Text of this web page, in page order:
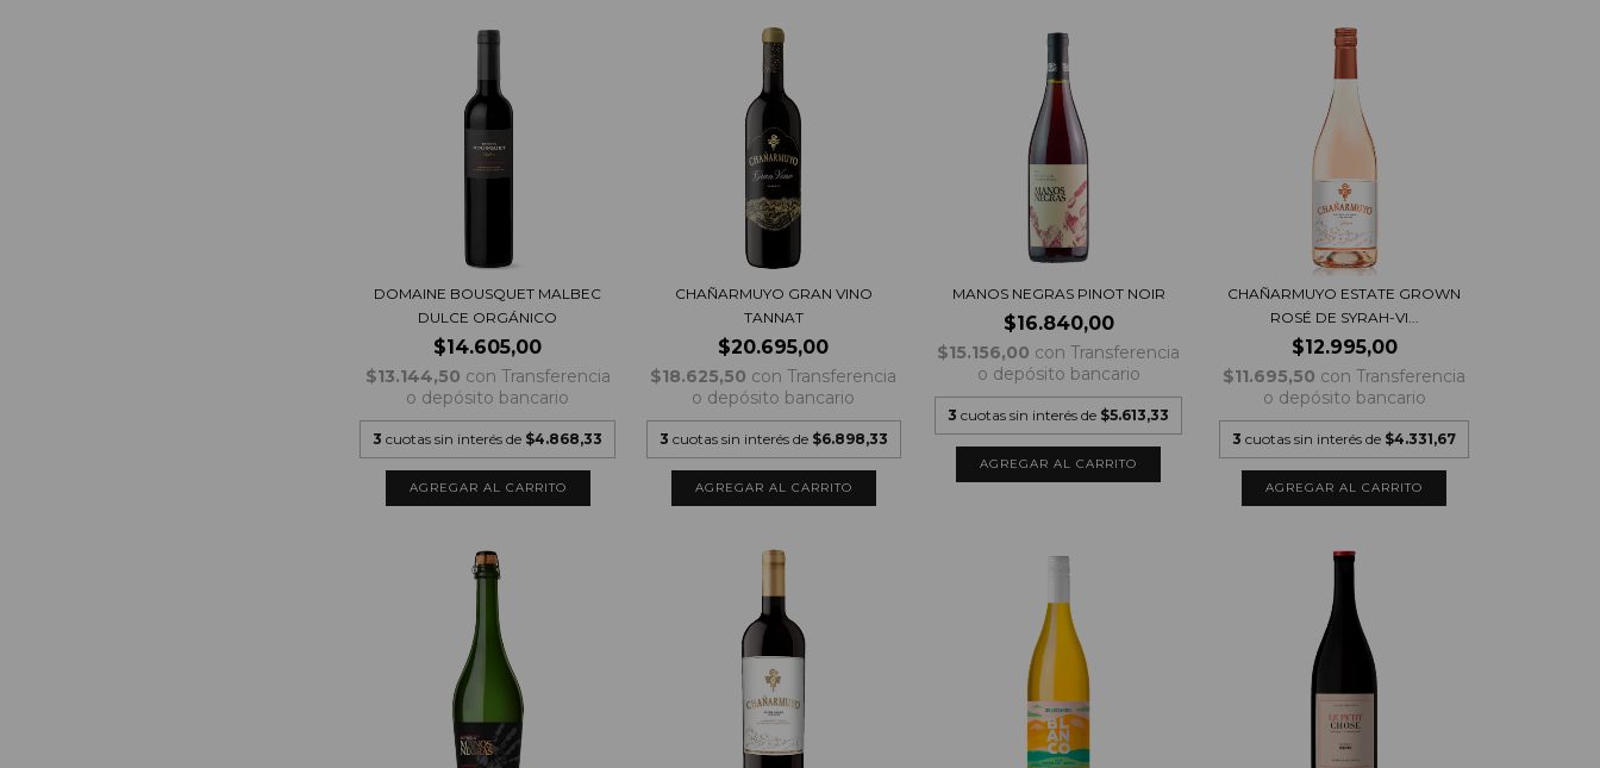
DOMAINE BOUSQUET MALBEC
DULCE ORGÁNICO
$14.605,00
$13.144,50 con Transferencia
o depósito bancario
3 cuotas sin interés de $4.868,33
CHAÑARMUYO GRAN VINO
TANNAT
$20.695,00
$18.625,50 con Transferencia
o depósito bancario
3 cuotas sin interés de $6.898,33
MANOS NEGRAS PINOT NOIR
$16.840,00
$15.156,00 con Transferencia
o depósito bancario
3 cuotas sin interés de $5.613,33
CHAÑARMUYO ESTATE GROWN
ROSÉ DE SYRAH-VI...
$12.995,00
$11.695,50 con Transferencia
o depósito bancario
3 cuotas sin interés de $4.331,67